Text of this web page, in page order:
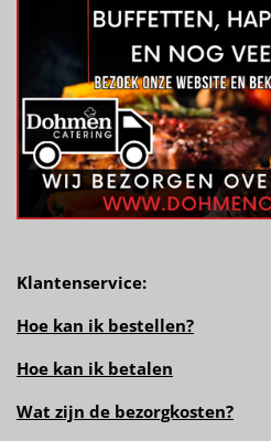
Klantenservice:
Hoe kan ik bestellen?
Hoe kan ik betalen
Wat zijn de bezorgkosten?